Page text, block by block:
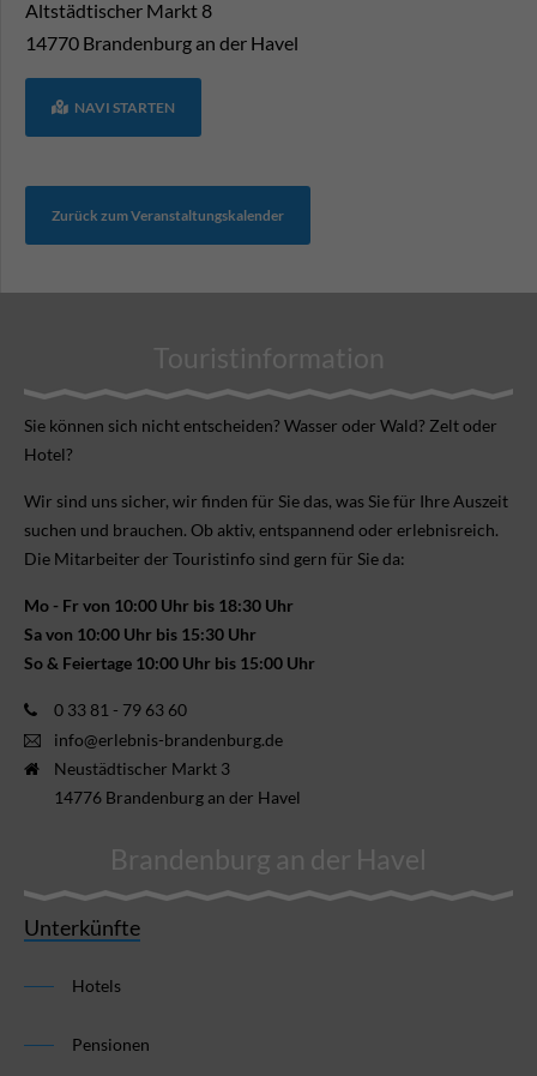
Altstädtischer Markt 8
14770 Brandenburg an der Havel
NAVI STARTEN
Zurück zum Veranstaltungskalender
Touristinformation
Sie können sich nicht ent­scheiden? Wasser oder Wald? Zelt oder
Hotel?
Wir sind uns sicher, wir finden für Sie das, was Sie für Ihre Aus­zeit
suchen und brauchen. Ob aktiv, ent­spannend oder erlebnis­reich.
Die Mitarbeiter der Touristinfo sind gern für Sie da:
Mo - Fr von 10:00 Uhr bis 18:30 Uhr
Sa von 10:00 Uhr bis 15:30 Uhr
So & Feiertage 10:00 Uhr bis 15:00 Uhr
0 33 81 - 79 63 60
info@erlebnis-brandenburg.de
Neustädtischer Markt 3
14776 Brandenburg an der Havel
Brandenburg an der Havel
Unterkünfte
Hotels
Pensionen